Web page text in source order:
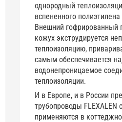
однородный
вспененного полиэтилена
Внешний гофрированный
кожух экструдируется
теплоизоляцию,
самым обеспечивается
водонепроницаемое
теплоизоляции.
И в Европе, и в России
трубопроводы FLEXALEN
применяются в